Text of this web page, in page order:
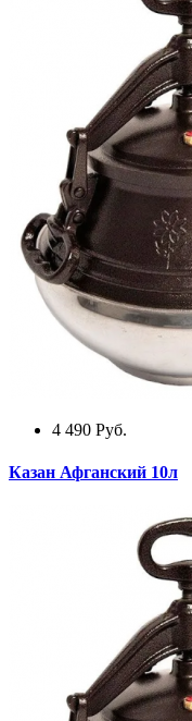
4 490 Руб.
Казан Афганский 10л